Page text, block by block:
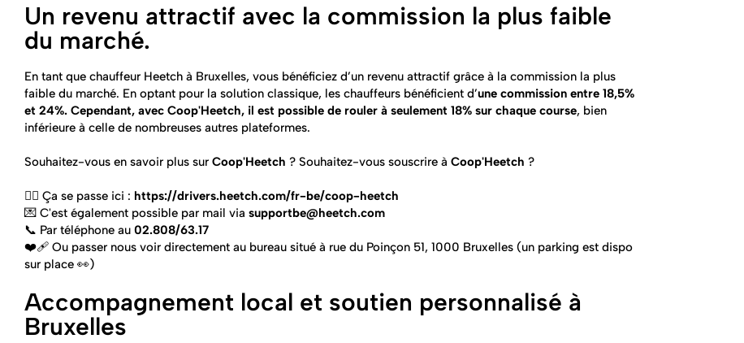
Un revenu attractif avec la commission la plus faible
du marché.
En tant que chauffeur Heetch à Bruxelles, vous bénéficiez d’un revenu attractif grâce à la commission la plus
faible du marché. En optant pour la solution classique, les chauffeurs bénéficient d’une commission entre 18,5%
et 24%. Cependant, avec Coop'Heetch, il est possible de rouler à seulement 18% sur chaque course, bien
inférieure à celle de nombreuses autres plateformes.
Souhaitez-vous en savoir plus surCoop'Heetch ? Souhaitez-vous souscrire àCoop'Heetch ?
👉🏽 Ça se passe ici : https://drivers.heetch.com/fr-be/coop-heetch
💌 C'est également possible par mail viasupportbe@heetch.com
📞 Par téléphone au02.808/63.17
❤️‍🩹 Ou passer nous voir directement au bureau situé à rue du Poinçon 51, 1000 Bruxelles (un parking est dispo
sur place 👀)
Accompagnement local et soutien personnalisé à
Bruxelles